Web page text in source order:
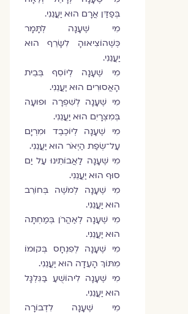
בְּפַדַּן אֲרָם הוּא יַעֲנֵנִי.
מִי שֶׁעָנָה לְתָּמָר
כְּשֶׁהוֺצִיאוּהָ לִשָּׂרֵף הוּא
יַעֲנֵנִי.
מִי שֶׁעָנָה לְיוֺסֵף בְּבֵית
הָאֲסוּרִים הוּא יַעֲנֵנִי.
מִי שֶׁעָנָה לְשִׁפְרָה וּפוּעָה
בְּמִצְרָיִם הוּא יַעֲנֵנִי.
מִי שֶׁעָנָה לְיוֺכֶבֶד וּמִרְיָם
עַל־שְׂפַת הַיְאֹר הוּא יַעֲנֵנִי.
מִי שֶׁעָנָה לַאֲבוֺתֵינוּ עַל יַם
סוּף הוּא יַעֲנֵנִי.
מִי שֶׁעָנָה לְמֹשֶׁה בְּחוֺרֵב
הוּא יַעֲנֵנִי.
מִי שֶׁעָנָה לְאַהֲרֹן בְּמַחְתָּה
הוּא יַעֲנֵנִי.
מִי שֶׁעָנָה לְפִנְחָס בְּקוּמוֺ
מִתּוֺךְ הָעֵדָה הוּא יַעֲנֵנִי.
מִי שֶׁעָנָה לִיהוֺשֻׁעַ בַּגִּלְגָּל
הוּא יַעֲנֵנִי.
מִי שֶׁעָנָה לִדְבוֺרָה